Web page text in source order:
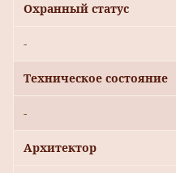
Охранный статус
-
Техническое состояние
-
Архитектор